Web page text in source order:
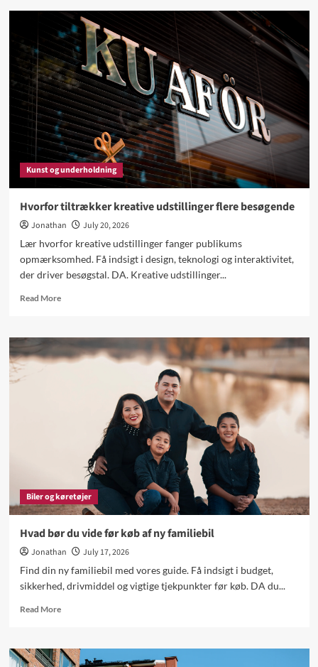
Hvordan
håndterer
du
juridiske
spørgsmål
korrekt
Kunst og underholdning
Hvorfor tiltrækker kreative udstillinger flere besøgende
Jonathan
July 20, 2026
Lær hvorfor kreative udstillinger fanger publikums
opmærksomhed. Få indsigt i design, teknologi og interaktivitet,
der driver besøgstal. DA. Kreative udstillinger...
Read MoreRead
Hvorfor
tiltrækker
kreative
Biler og køretøjer
Hvad bør du vide før køb af ny familiebil
Jonathan
July 17, 2026
Find din ny familiebil med vores guide. Få indsigt i budget,
sikkerhed, drivmiddel og vigtige tjekpunkter før køb. DA du...
Read MoreRead
Hvad
bør